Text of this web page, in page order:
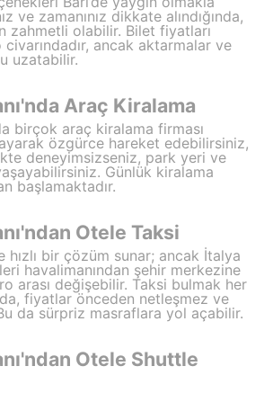
ve zamanınız dikkate alındığında,
zahmetli olabilir. Bilet fiyatları
ancak aktarmalar ve
uzatabilir.
Araç Kiralama
birçok araç kiralama firması
özgürce hareket edebilirsiniz,
deneyimsizseniz, park yeri ve
Günlük kiralama
başlamaktadır.
Otele Taksi
hızlı bir çözüm sunar; ancak İtalya
havalimanından şehir merkezine
arası değişebilir. Taksi bulmak her
fiyatlar önceden netleşmez ve
da sürpriz masraflara yol açabilir.
Otele Shuttle